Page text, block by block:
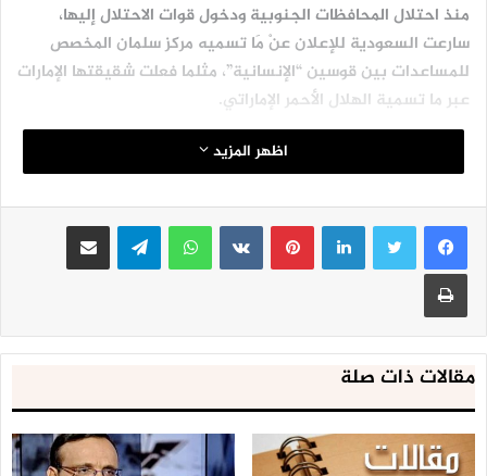
منذ احتلال المحافظات الجنوبية ودخول قوات الاحتلال إليها،
سارعت السعودية للإعلان عنْ مَا تسميه مركز سلمان المخصص
للمساعدات بين قوسين “الإنسانية”، مثلما فعلت شقيقتها الإمارات
عبر ما تسمية الهلال الأحمر الإماراتي.
عملية تجميل ليس إلا، لكن هذه العملية التجميلية سقطت في
طائرات التحالف وتطويق اليمن بحصار بري وجوي وبحري وبين توزيع
سلال غذائية والقيام بعملية تنمية.
ربما ضلّلت على البعض، اعتقد البعضُ أن ذلك ممكن، لكن الغالبية
الساحقة لم ينطلِ عليها هذه الكذبة، ومِن الصعب الجمع بين
الصور التي تدّعي السعودية أنها عملية مساعدات وبين صور
الموت والدمار التي كانت حديث الشارع الحقوقي والإنساني
المحلي والإقليمي والدولي.
من أين جاءت فكرة إنشاء مركز سلمان المخصص للمساعدات
اظهر المزيد
لينكدإنبينتيريست واتساب تيلقرام مشاركة عبر البريد
طباعة
مقالات ذات صلة